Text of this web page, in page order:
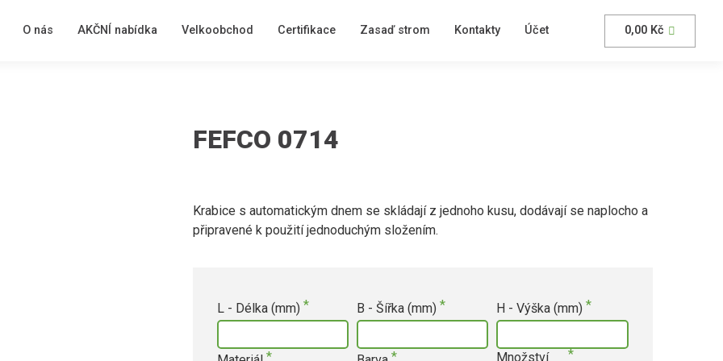
O nás AKČNÍ nabídka Velkoobchod Certifikace Zasaď strom Kontakty Účet 0,00 Kč
FEFCO 0714
Krabice s automatickým dnem se skládají z jednoho kusu, dodávají se naplocho a
připravené k použití jednoduchým složením.
L - Délka (mm) B - Šířka (mm) H - Výška (mm)
Množství